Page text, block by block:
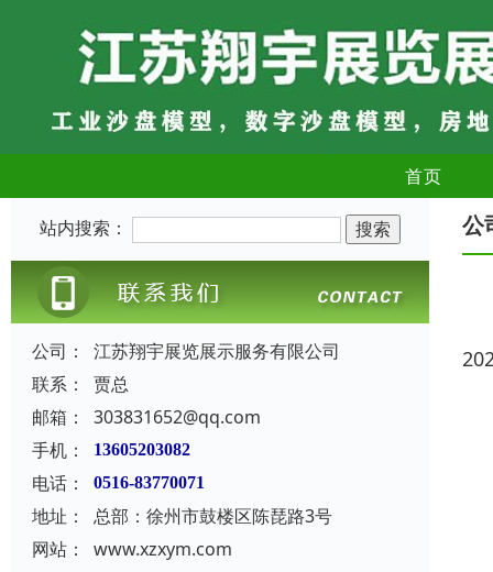
首页
站内搜索：
公司：
江苏翔宇展览展示服务有限公司
联系：
贾总
邮箱：
303831652@qq.com
手机：
13605203082
电话： 0516-83770071
地址：
总部：徐州市鼓楼区陈琵路3号
网站：
www.xzxym.com
公